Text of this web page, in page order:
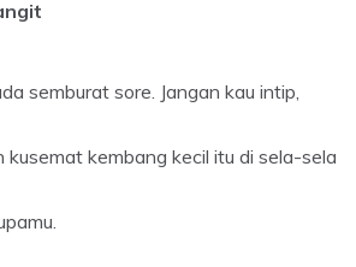
semburat sore. Jangan kau intip,
kusemat kembang kecil itu di sela-sela